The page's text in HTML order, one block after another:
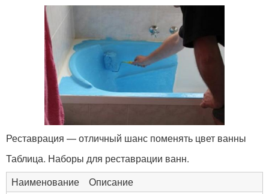
Реставрация — отличный шанс поменять цвет ванны
Таблица. Наборы для реставрации ванн.
Наименование
Описание